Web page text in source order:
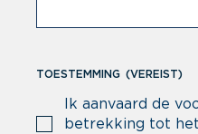
TOESTEMMING (VEREIST)
Ik aanvaard de
betrekking tot